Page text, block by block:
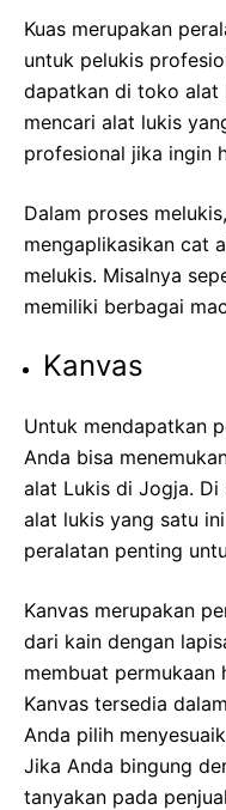
Kuas merupakan
untuk pelukis
dapatkan di toko alat
mencari alat lukis
profesional jika ingin
Dalam proses
mengaplikasikan cat
melukis. Misalnya
memiliki berbagai
Kanvas
Untuk mendapatkan
Anda bisa
alat Lukis di Jogja.
alat lukis yang satu
peralatan penting
Kanvas merupakan
dari kain dengan
membuat permukaan
Kanvas tersedia
Anda pilih
Jika Anda bingung
tanyakan pada